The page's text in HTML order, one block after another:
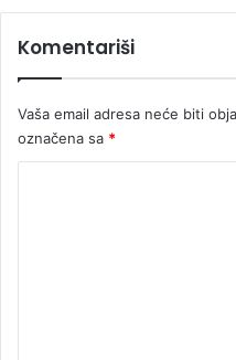
e
Komentariši
Vaša email adresa neće biti
označena sa *